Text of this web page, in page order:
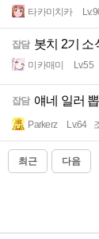
타카미치카
잡담 봇치 2기 소
미카매미 Lv.55
잡담 얘네 일러
Parkerz Lv.64
최근 다음